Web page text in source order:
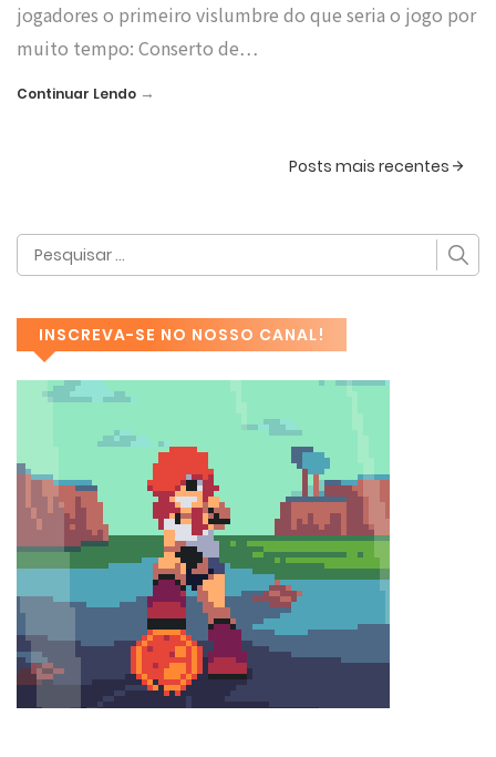
jogadores o primeiro vislumbre do que seria o jogo por
muito tempo: Conserto de…
Continuar Lendo →
Posts mais recentes
INSCREVA-SE NO NOSSO CANAL!